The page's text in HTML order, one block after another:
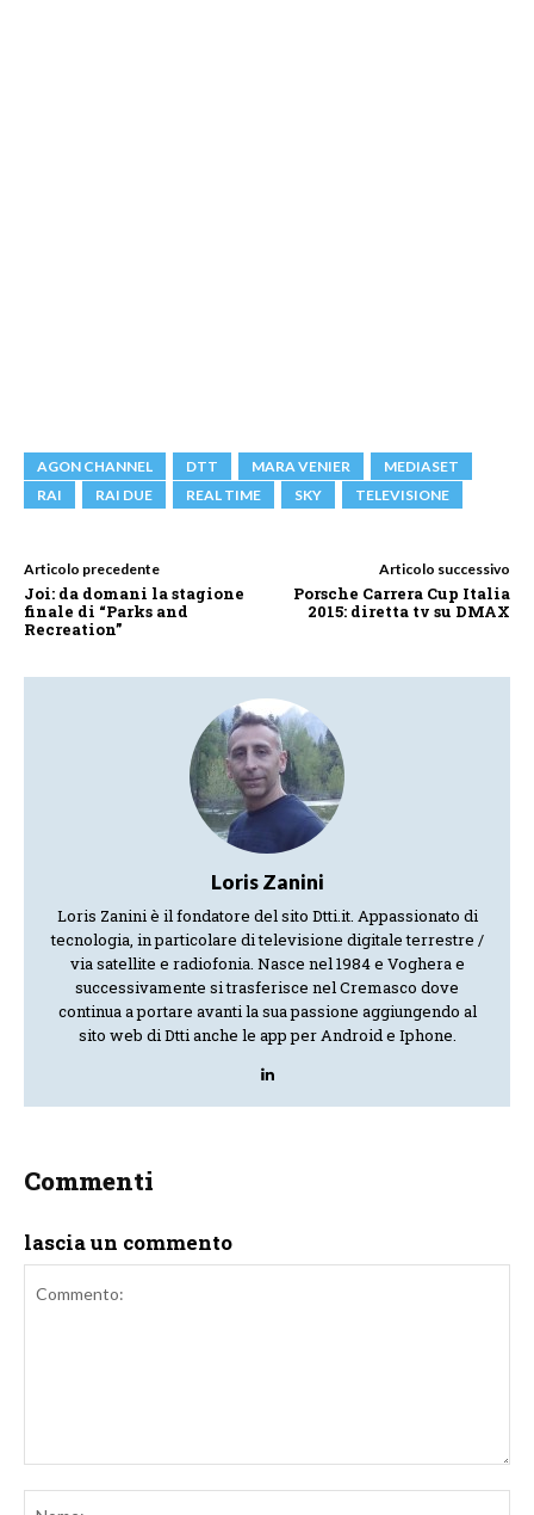
AGON CHANNEL DTT MARA VENIER
MEDIASET
RAI
RAI DUE REAL TIME SKY TELEVISIONE
Articolo precedente
Joi: da domani la stagione
finale di “Parks and
Recreation”
Articolo successivo
Porsche Carrera Cup Italia
2015: diretta tv su DMAX
Loris Zanini
Loris Zanini è il fondatore del sito Dtti.it. Appassionato di
tecnologia, in particolare di televisione digitale terrestre /
via satellite e radiofonia. Nasce nel 1984 e Voghera e
successivamente si trasferisce nel Cremasco dove
continua a portare avanti la sua passione aggiungendo al
sito web di Dtti anche le app per Android e Iphone.
Commenti
lascia un commento